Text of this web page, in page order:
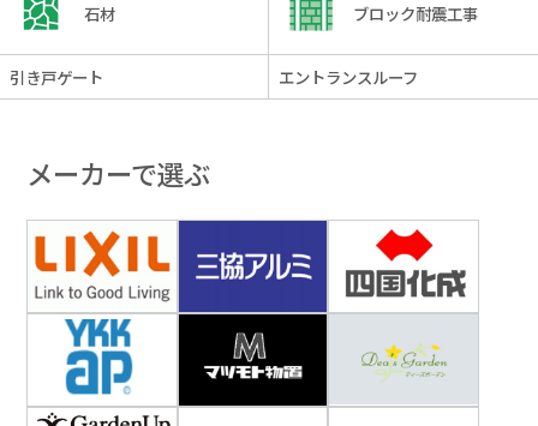
石材 ブロック耐震工事
引き戸ゲート エントランスルーフ
メーカーで選ぶ